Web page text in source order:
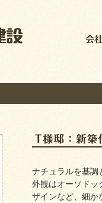
ナチュラルを基調
外観はオーソドッ
ザインなど、細か